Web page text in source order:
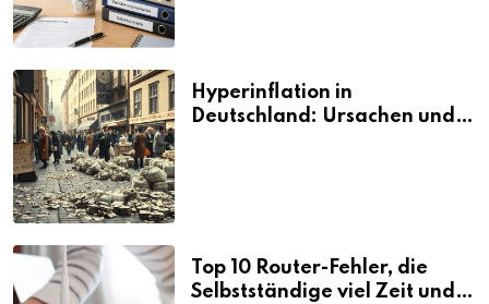
Hyperinflation in
Deutschland: Ursachen und
Top 10 Router-Fehler, die
Selbstständige viel Zeit und